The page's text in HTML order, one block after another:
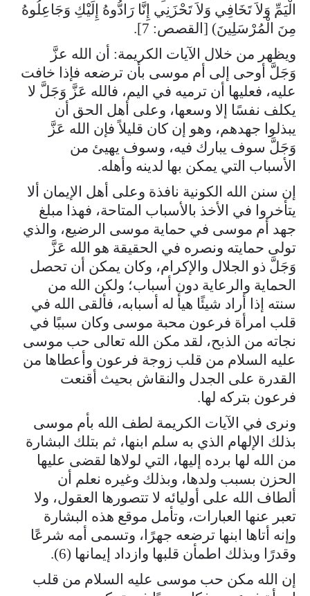
الْيَمِّ وَلاَ تَخَافِي وَلاَ تَحْزَنِي إِنَّا رَادُّوهُ إِلَيْكِ وَجَاعِلُوهُ
مِنَ الْمُرْسَلِينَ) [القصص: 7].
ويظهر من خلال الآيات الكريمة: أن الله عزَّ
وَجَلَّ أوحى إلى أم موسى بأن ترضعه فإذا خافت
عليه، فعليها أن ترميه في اليم، فالله عَزَّ وَجَلَّ لا
يكلف نفسًا إلا وسعها، وعلى أهل الحق أن
يبذلوا جهدهم، وهو إن كان قليلاً فإن الله عَزَّ
وَجَلَّ سوف يبارك فيه، وسوف يهيئ من
الأسباب التي يمكن بها لدينه وأهله.
إن سنن الله الكونية نافذة وعلى أهل الإيمان ألا
يتأخروا في الأخذ بالأسباب المتاحة، فهذا مبلغ
جهد أم موسى في حماية موسى الرضيع، والذي
تولى حمايته ونصره في الحقيقة هو الله عَزَّ
وَجَلَّ ذو الجلال والإكرام، وكان يمكن أن تحصل
الحماية والرعاية دون أسباب؛ ولكن الله من
سنته إذا أراد شيئًا هيأ له أسبابه، فألقى الله في
قلب امرأة فرعون محبة موسى وكان سببًا في
نجاته من الذبح، لقد مكن الله تعالى حب موسى
عليه السلام من قلب زوجة فرعون وأعطاها من
القدرة على الجدل والنقاش بحيث أقنعت
فرعون بتركه لها.
ونرى في الآيات الكريمة لطف الله بأم موسى
بذلك الإلهام الذي به سلم ابنها، ثم بتلك البشارة
من الله لها برده إليها، التي لولاها لقضى عليها
الحزن بسبب ولدها، وبذلك وغيره نعلم أن
ألطاف الله على أوليائه لا تتصورها العقول، ولا
تعبر عنها العبارات، وتأمل موقع هذه البشارة
وإنه أتاها ابنها ترضعه جهرًا، وتسمى أمه شرعًا
وقدرًا وبذلك اطمأن قلبها وازداد إيمانها (6).
إن الله مكن حب موسى عليه السلام من قلب